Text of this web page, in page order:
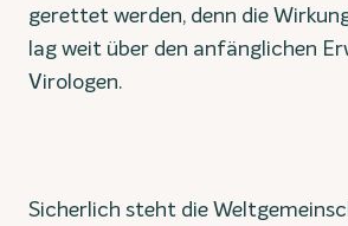
gerettet werden, denn die
lag weit über den anfänglichen
Virologen.
Sicherlich steht die